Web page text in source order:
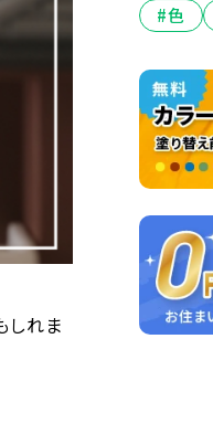
しれま
#色